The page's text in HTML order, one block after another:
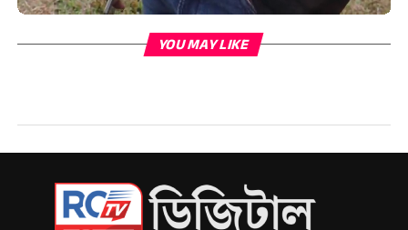
YOU MAY LIKE